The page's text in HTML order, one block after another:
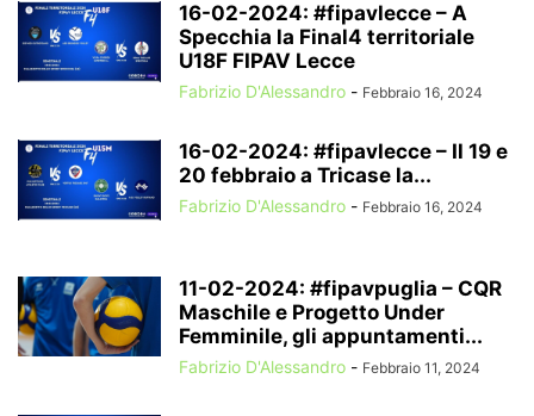
16-02-2024: #fipavlecce – A
Specchia la Final4 territoriale
U18F FIPAV Lecce
Fabrizio D'Alessandro - Febbraio 16, 2024
16-02-2024: #fipavlecce – Il 19 e
20 febbraio a Tricase la...
Fabrizio D'Alessandro - Febbraio 16, 2024
11-02-2024: #fipavpuglia – CQR
Maschile e Progetto Under
Femminile, gli appuntamenti...
Fabrizio D'Alessandro - Febbraio 11, 2024